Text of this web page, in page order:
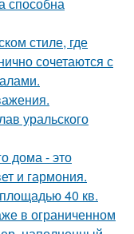
стиле, где
сочетаются с
уральского
дома - это
и гармония.
40 кв.
в ограниченном